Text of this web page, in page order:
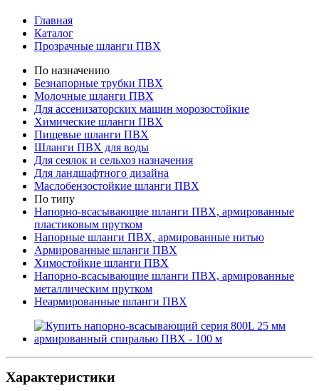
Главная
Каталог
Прозрачные шланги ПВХ
По назначению
Безнапорные трубки ПВХ
Молочные шланги ПВХ
Для ассенизаторских машин морозостойкие
Химические шланги ПВХ
Пищевые шланги ПВХ
Шланги ПВХ для воды
Для сеялок и сельхоз назначения
Для ландшафтного дизайна
Маслобензостойкие шланги ПВХ
По типу
Напорно-всасывающие шланги ПВХ, армированные
пластиковым прутком
Напорные шланги ПВХ, армированные нитью
Армированные шланги ПВХ
Химостойкие шланги ПВХ
Напорно-всасывающие шланги ПВХ, армированные
металлическим прутком
Неармированные шланги ПВХ
Характеристики